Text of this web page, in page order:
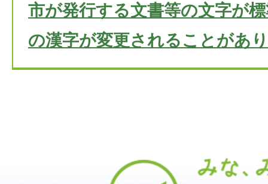
市が発行する文書等の文字が
の漢字が変更されることがあ